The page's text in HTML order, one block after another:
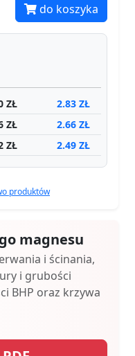
do koszyka
ZŁ 2.83 ZŁ
ZŁ 2.66 ZŁ
ZŁ 2.49 ZŁ
produktów
magnesu
i ścinania,
i grubości
BHP oraz krzywa